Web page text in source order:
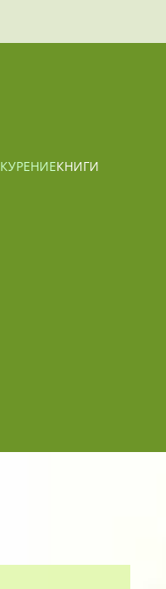
КУРЕНИЕКНИГИ